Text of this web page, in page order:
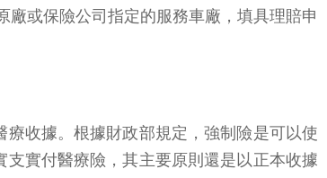
或保險公司指定的服務車廠，填具理賠申
收據。根據財政部規定，強制險是可以使
實付醫療險，其主要原則還是以正本收據